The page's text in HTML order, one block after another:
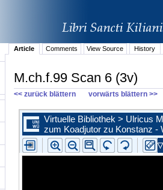
Article Comments View Source History
M.ch.f.99 Scan 6 (3v)
<< zurück blättern vorwärts blättern >>